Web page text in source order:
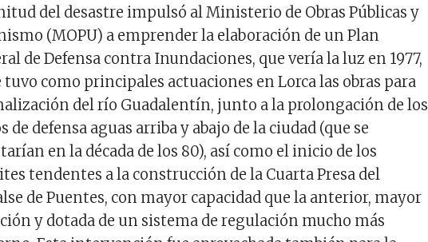
del desastre impulsó al Ministerio de Obras Públicas y
(MOPU) a emprender la elaboración de un Plan
de Defensa contra Inundaciones, que vería la luz en 1977,
tuvo como principales actuaciones en Lorca las obras para
del río Guadalentín, junto a la prolongación de los
de defensa aguas arriba y abajo de la ciudad (que se
en la década de los 80), así como el inicio de los
tendentes a la construcción de la Cuarta Presa del
de Puentes, con mayor capacidad que la anterior, mayor
y dotada de un sistema de regulación mucho más